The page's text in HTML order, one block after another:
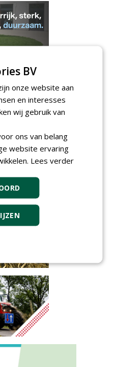
BV
onze website aan
en interesses
wij gebruik van
ons van belang
website ervaring
Lees verder